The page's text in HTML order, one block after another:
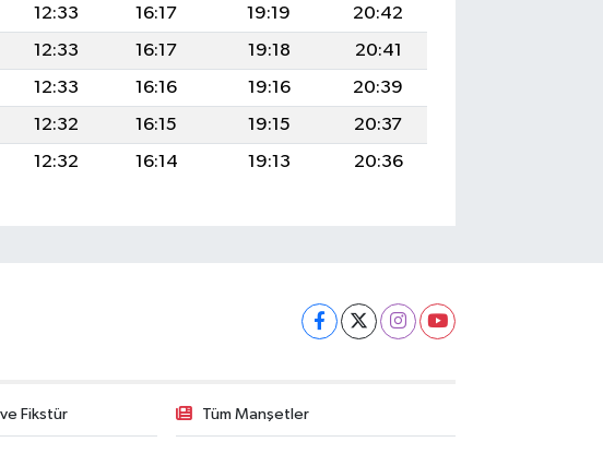
12:33 16:17 19:19
20:42
12:33 16:17 19:18
20:41
12:33 16:16 19:16
20:39
12:32 16:15 19:15
20:37
12:32 16:14 19:13 20:36
Fikstür Tüm Manşetler